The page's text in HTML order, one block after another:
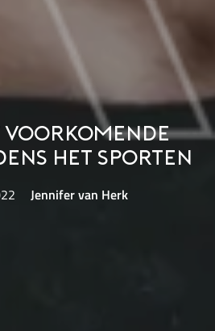
voorkomende
het sporten
Jennifer van Herk